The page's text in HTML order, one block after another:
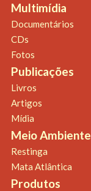
Multimídia
Documentários
CDs
Fotos
Publicações
Livros
Artigos
Mídia
Meio Ambiente
Restinga
Mata Atlântica
Produtos